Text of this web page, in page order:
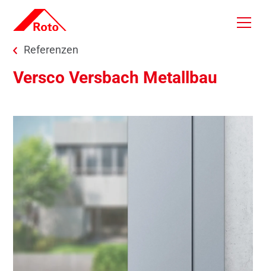
Skip to main content
You are here:
Referenzen
Versco Versbach Metallbau